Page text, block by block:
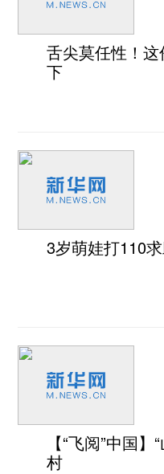
舌尖莫任性！这
下
3岁萌娃打110
【“飞阅”中国
村